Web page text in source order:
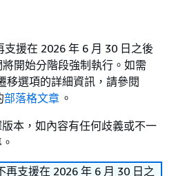
援在 2026 年 6 月 30 日之後
開始分階段強制執行。如需
移選項的詳細資訊，請參閱
部落格文章 。
本，如內容有任何歧義或不一
支援在 2026 年 6 月 30 日之